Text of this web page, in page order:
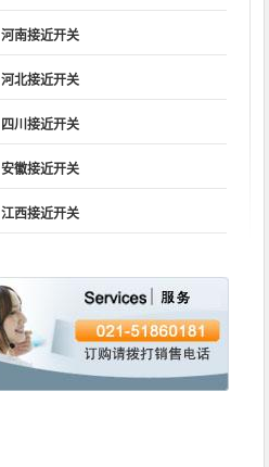
河南接近开关
河北接近开关
四川接近开关
安徽接近开关
江西接近开关